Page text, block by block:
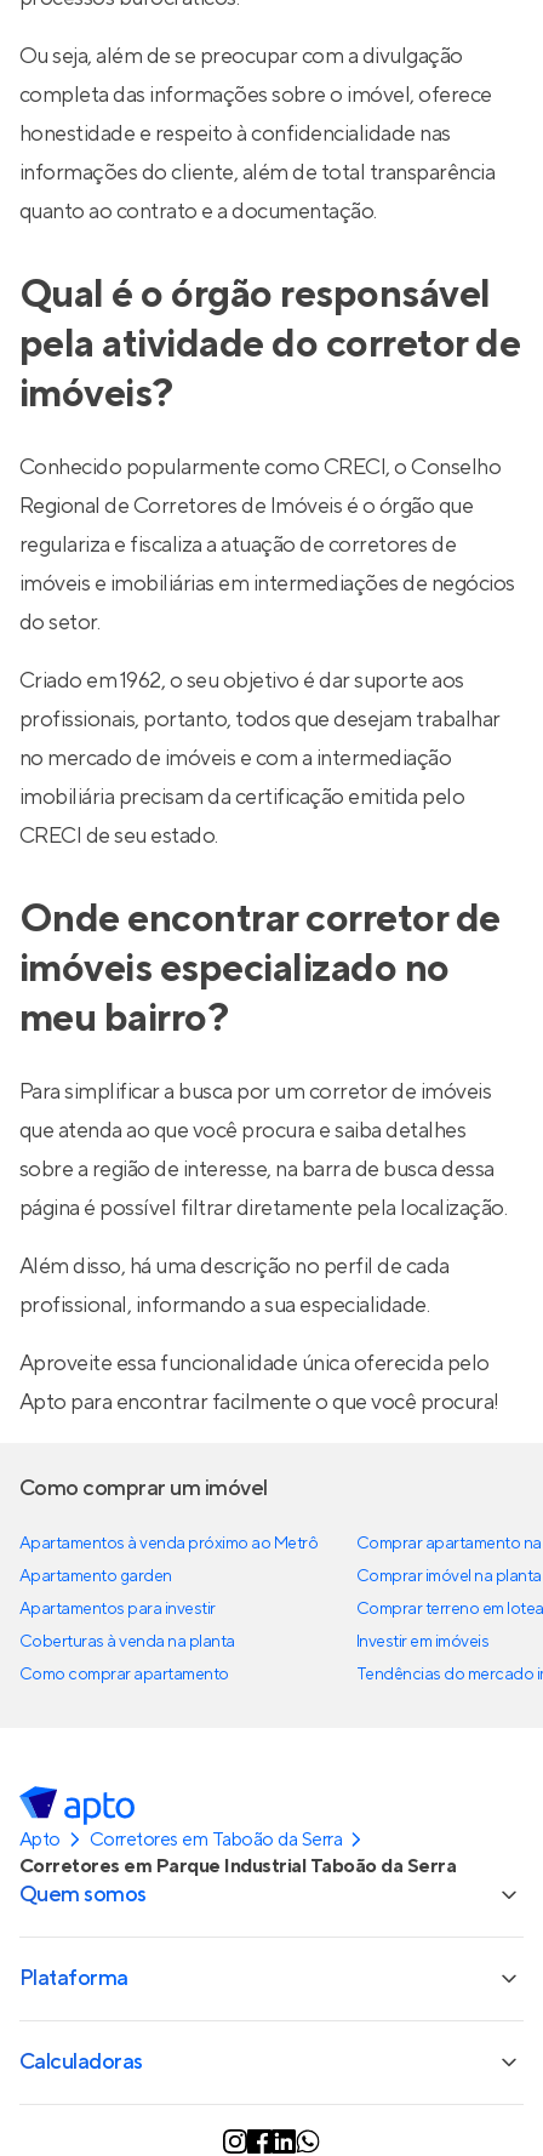
Ou seja, além de se preocupar com a divulgação
completa das informações sobre o imóvel, oferece
honestidade e respeito à confidencialidade nas
informações do cliente, além de total transparência
quanto ao contrato e a documentação.
Qual é o órgão responsável
pela atividade do corretor de
imóveis?
Conhecido popularmente como CRECI, o Conselho
Regional de Corretores de Imóveis é o órgão que
regulariza e fiscaliza a atuação de corretores de
imóveis e imobiliárias em intermediações de negócios
do setor.
Criado em 1962, o seu objetivo é dar suporte aos
profissionais, portanto, todos que desejam trabalhar
no mercado de imóveis e com a intermediação
imobiliária precisam da certificação emitida pelo
CRECI de seu estado.
Onde encontrar corretor de
imóveis especializado no
meu bairro?
Para simplificar a busca por um corretor de imóveis
que atenda ao que você procura e saiba detalhes
sobre a região de interesse, na barra de busca dessa
página é possível filtrar diretamente pela localização.
Além disso, há uma descrição no perfil de cada
profissional, informando a sua especialidade.
Aproveite essa funcionalidade única oferecida pelo
Apto para encontrar facilmente o que você procura!
Como comprar um imóvel
Apartamentos à venda próximo ao Metrô
Apartamento garden
Apartamentos para investir
Coberturas à venda na planta
Como comprar apartamento
Comprar apartamento
Comprar imóvel na planta
Comprar terreno em
Investir em imóveis
Tendências do mercado
Apto
Corretores em Taboão da Serra
Corretores em Parque Industrial Taboão da Serra
Quem somos
Plataforma
Calculadoras